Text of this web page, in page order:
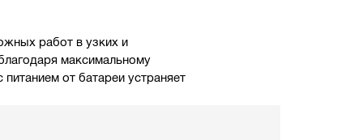
работ в узких и
максимальному
от батареи устраняет